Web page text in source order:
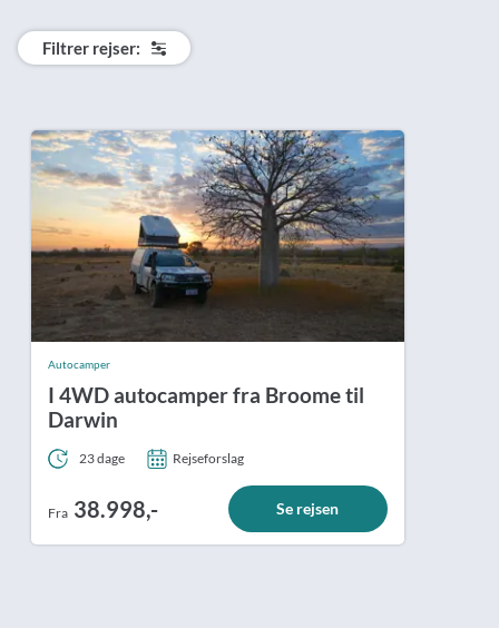
Filtrer rejser:
Autocamper
I 4WD autocamper fra Broome til
Darwin
23 dage Rejseforslag
Fra 38.998,- Se rejsen